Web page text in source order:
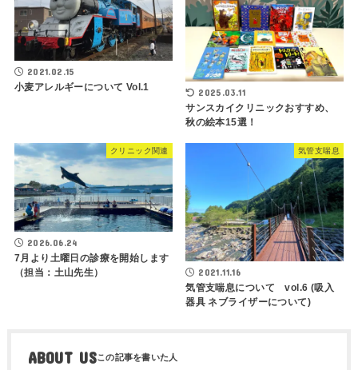
2021.02.15
小麦アレルギーについて Vol.1 2025.03.11
サンスカイクリニックおすすめ、
秋の絵本15選！
クリニック関連
2026.06.24
7月より土曜日の診療を開始します
（担当：土山先生）
気管支喘息
2021.11.16
気管支喘息について vol.6 (吸入
器具 ネブライザーについて)
ABOUT US